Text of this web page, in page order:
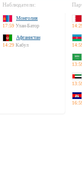
Наблюдатели:
Монголия
17:59 Улан-Батор
Афганистан
14:29 Кабул